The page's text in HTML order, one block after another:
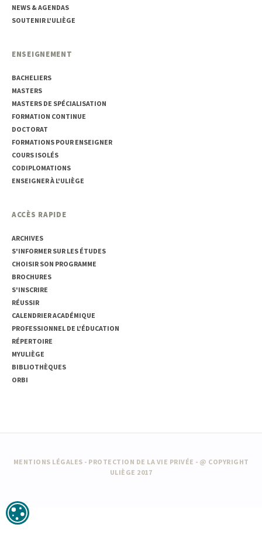
NEWS & AGENDAS
SOUTENIR L'ULIÈGE
ENSEIGNEMENT
BACHELIERS
MASTERS
MASTERS DE SPÉCIALISATION
FORMATION CONTINUE
DOCTORAT
FORMATIONS POUR ENSEIGNER
COURS ISOLÉS
CODIPLOMATIONS
ENSEIGNER À L'ULIÈGE
ACCÈS RAPIDE
ARCHIVES
S'INFORMER SUR LES ÉTUDES
CHOISIR SON PROGRAMME
BROCHURES
S'INSCRIRE
RÉUSSIR
CALENDRIER ACADÉMIQUE
PROFESSIONNEL DE L'ÉDUCATION
RÉPERTOIRE
MYULIÈGE
BIBLIOTHÈQUES
ORBI
MENTIONS LÉGALES - PROTECTION DE LA VIE PRIVÉE - @ COPYRIGHT
ULIÈGE 2017